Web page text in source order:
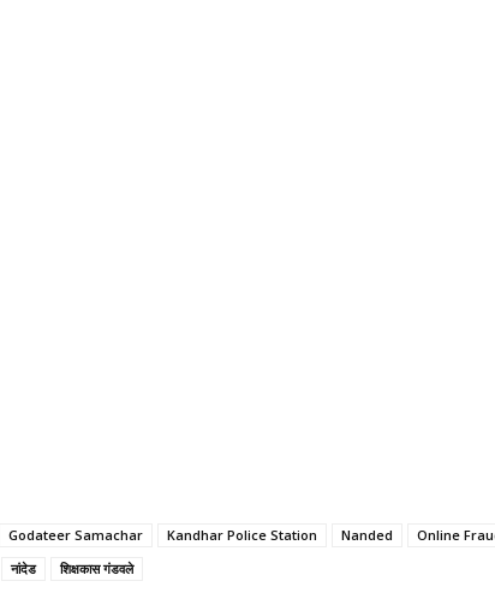
Godateer Samachar Kandhar Police Station Nanded Online
नांदेड शिक्षकास गंडवले